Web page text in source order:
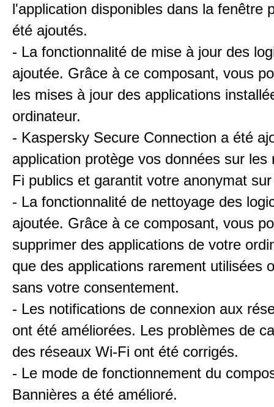
l'application disponibles dans la fenêtre
été ajoutés.
- La fonctionnalité de mise à jour des
ajoutée. Grâce à ce composant, vous
les mises à jour des applications
ordinateur.
- Kaspersky Secure Connection a été
application protège vos données sur les
Fi publics et garantit votre anonymat
- La fonctionnalité de nettoyage des
ajoutée. Grâce à ce composant, vous
supprimer des applications de votre
que des applications rarement utilisées
sans votre consentement.
- Les notifications de connexion aux
ont été améliorées. Les problèmes de
des réseaux Wi-Fi ont été corrigés.
- Le mode de fonctionnement du
Bannières a été amélioré.